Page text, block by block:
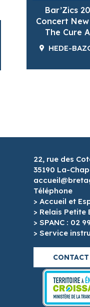
Bar’Zics
Concert
The Cure
HEDE-
22, rue des
35190 La-
Téléphone
> Accueil et
> Relais Petite
> SPANC : 02
> Service
CONTACT